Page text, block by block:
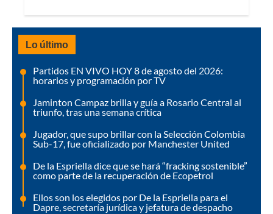
Lo último
Partidos EN VIVO HOY 8 de agosto del 2026:
horarios y programación por TV
Jaminton Campaz brilla y guía a Rosario Central al
triunfo, tras una semana crítica
Jugador, que supo brillar con la Selección Colombia
Sub-17, fue oficializado por Manchester United
De la Espriella dice que se hará “fracking sostenible”
como parte de la recuperación de Ecopetrol
Ellos son los elegidos por De la Espriella para el
Dapre, secretaría jurídica y jefatura de despacho